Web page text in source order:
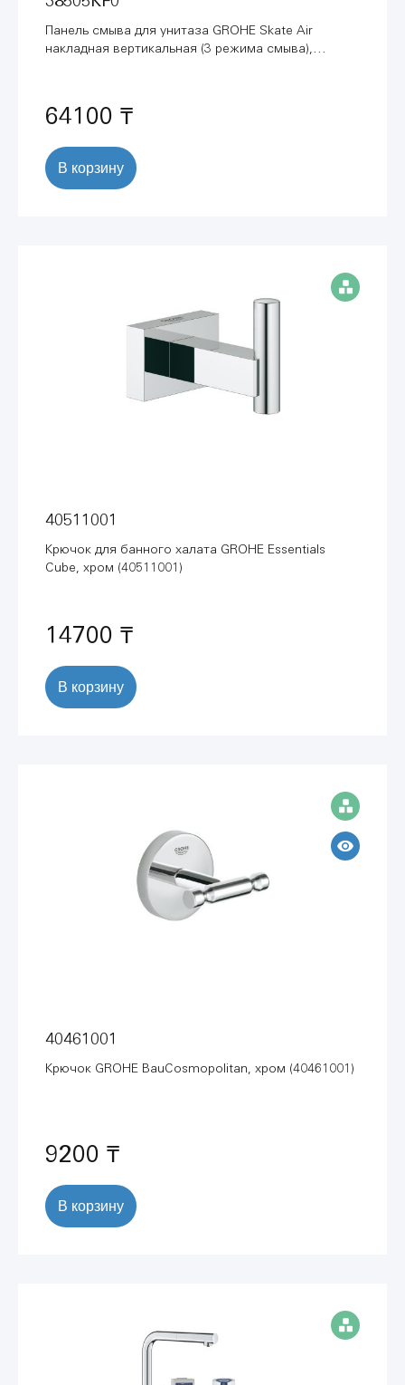
Панель смыва для унитаза GROHE Skate Air
накладная вертикальная (3 режима смыва),
64100 ₸
В корзину
40511001
Крючок для банного халата GROHE Essentials
Cube, хром (40511001)
14700 ₸
В корзину
40461001
Крючок GROHE BauCosmopolitan, хром (40461001)
9200 ₸
В корзину